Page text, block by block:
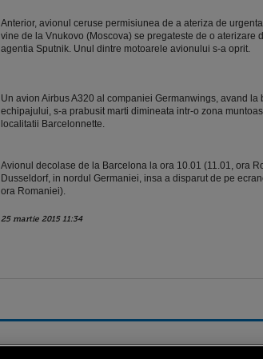
Anterior, avionul ceruse permisiunea de a ateriza de
vine de la Vnukovo (Moscova) se pregateste de o aterizare
agentia Sputnik. Unul dintre motoarele avionului s-a oprit.
Un avion Airbus A320 al companiei Germanwings, avand
echipajului, s-a prabusit marti dimineata intr-o zona
localitatii Barcelonnette.
Avionul decolase de la Barcelona la ora 10.01 (11.01, ora
Dusseldorf, in nordul Germaniei, insa a disparut de pe
ora Romaniei).
25 martie 2015 11:34